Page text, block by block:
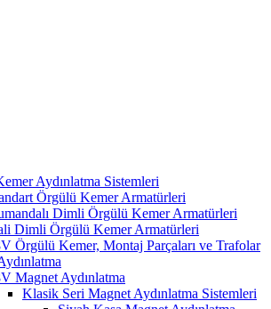
Aydınlatma Sistemleri
Örgülü Kemer Armatürleri
Dimli Örgülü Kemer Armatürleri
Dimli Örgülü Kemer Armatürleri
Örgülü Kemer, Montaj Parçaları ve Trafolar
Magnet Aydınlatma
Klasik Seri Magnet Aydınlatma Sistemleri